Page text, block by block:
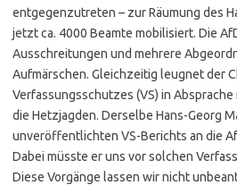
entgegenzutreten – zur Räumung des
jetzt ca. 4000 Beamte mobilisiert. Die
Ausschreitungen und mehrere
Aufmärschen. Gleichzeitig leugnet der
Verfassungsschutzes (VS) in
die Hetzjagden. Derselbe Hans-Georg
unveröffentlichten VS-Berichts an die
Dabei müsste er uns vor solchen
Diese Vorgänge lassen wir nicht